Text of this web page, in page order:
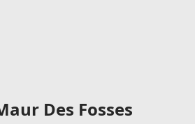
Des Fosses